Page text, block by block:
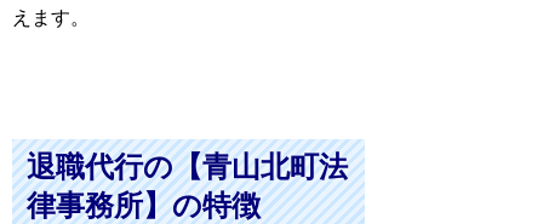
えます。
退職代行の【青山北町法
律事務所】の特徴